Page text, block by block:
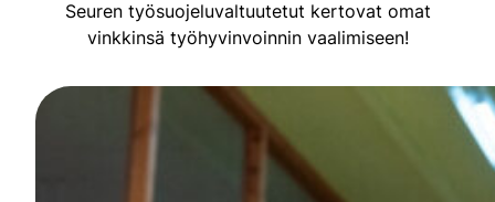
Seuren työsuojeluvaltuutetut kertovat omat
vinkkinsä työhyvinvoinnin vaalimiseen!